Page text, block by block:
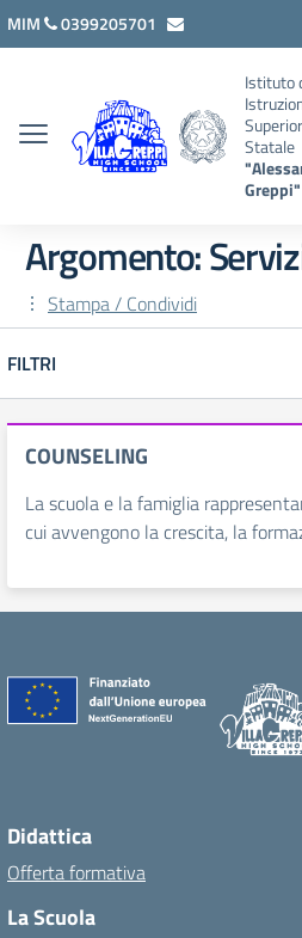
Vai ai contenuti
Vai al menu di navigazione
Vai al footer
MIM
0399205701
Istituto
Statale
Greppi"
Argomento:
Stampa / Condividi
FILTRI
COUNSELING
La scuola e la famiglia
cui avvengono la crescita, la
Didattica
Offerta formativa
La Scuola